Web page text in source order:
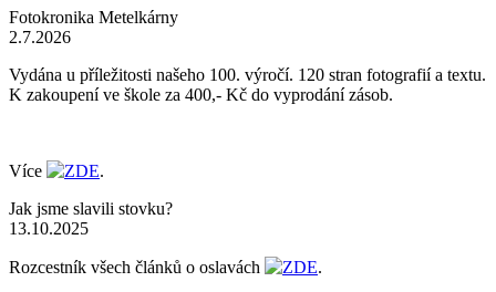
Fotokronika Metelkárny
2.7.2026
Vydána u příležitosti našeho 100. výročí. 120 stran fotografií a textu.
K zakoupení ve škole za 400,- Kč do vyprodání zásob.
Více ZDE.
Jak jsme slavili stovku?
13.10.2025
Rozcestník všech článků o oslavách ZDE.